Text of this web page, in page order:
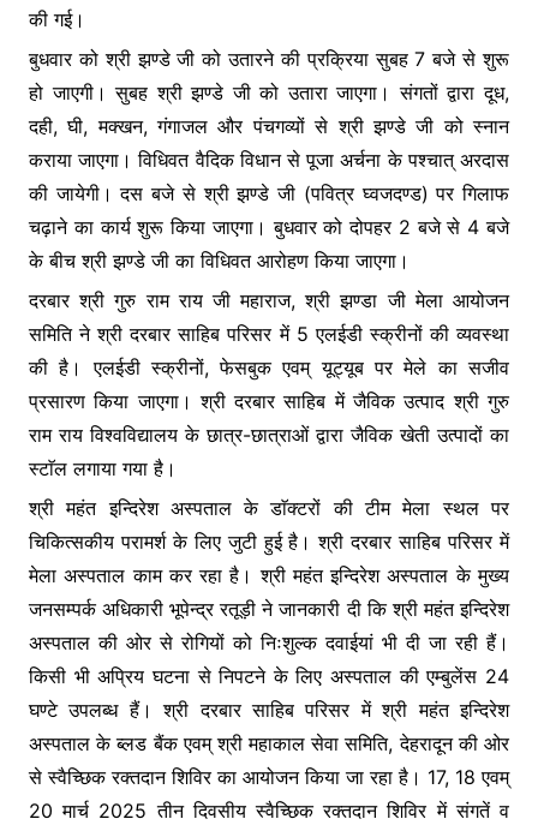
की गई।
बुधवार को श्री झण्डे जी को उतारने की प्रक्रिया सुबह 7 बजे से शुरू
हो जाएगी। सुबह श्री झण्डे जी को उतारा जाएगा। संगतों द्वारा दूध,
दही, घी, मक्खन, गंगाजल और पंचगव्यों से श्री झण्डे जी को स्नान
कराया जाएगा। विधिवत वैदिक विधान से पूजा अर्चना के पश्चात् अरदास
की जायेगी। दस बजे से श्री झण्डे जी (पवित्र घ्वजदण्ड) पर गिलाफ
चढ़ाने का कार्य शुरू किया जाएगा। बुधवार को दोपहर 2 बजे से 4 बजे
के बीच श्री झण्डे जी का विधिवत आरोहण किया जाएगा।
दरबार श्री गुरु राम राय जी महाराज, श्री झण्डा जी मेला आयोजन
समिति ने श्री दरबार साहिब परिसर में 5 एलईडी स्क्रीनों की व्यवस्था
की है। एलईडी स्क्रीनों, फेसबुक एवम् यूट्यूब पर मेले का सजीव
प्रसारण किया जाएगा। श्री दरबार साहिब में जैविक उत्पाद श्री गुरु
राम राय विश्वविद्यालय के छात्र-छात्राओं द्वारा जैविक खेती उत्पादों का
स्टाॅल लगाया गया है।
श्री महंत इन्दिरेश अस्पताल के डाॅक्टरों की टीम मेला स्थल पर
चिकित्सकीय परामर्श के लिए जुटी हुई है। श्री दरबार साहिब परिसर में
मेला अस्पताल काम कर रहा है। श्री महंत इन्दिरेश अस्पताल के मुख्य
जनसम्पर्क अधिकारी भूपेन्द्र रतूड़ी ने जानकारी दी कि श्री महंत इन्दिरेश
अस्पताल की ओर से रोगियों को निःशुल्क दवाईयां भी दी जा रही हैं।
किसी भी अप्रिय घटना से निपटने के लिए अस्पताल की एम्बुलेंस 24
घण्टे उपलब्ध हैं। श्री दरबार साहिब परिसर में श्री महंत इन्दिरेश
अस्पताल के ब्लड बैंक एवम् श्री महाकाल सेवा समिति, देहरादून की ओर
से स्वैच्छिक रक्तदान शिविर का आयोजन किया जा रहा है। 17, 18 एवम्
20 मार्च 2025 तीन दिवसीय स्वैच्छिक रक्तदान शिविर में संगतें व